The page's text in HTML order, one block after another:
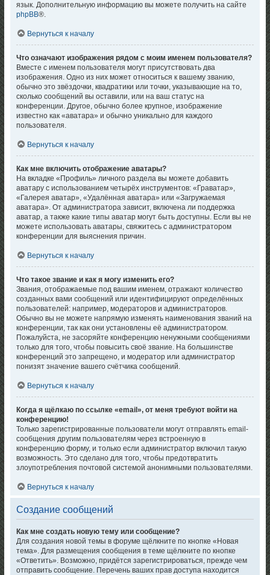
язык. Дополнительную информацию вы можете получить на сайте
phpBB®.
Вернуться к началу
Что означают изображения рядом с моим именем пользователя?
Вместе с именем пользователя могут присутствовать два
изображения. Одно из них может относиться к вашему званию,
обычно это звёздочки, квадратики или точки, указывающие на то,
сколько сообщений вы оставили, или на ваш статус на
конференции. Другое, обычно более крупное, изображение
известно как «аватара» и обычно уникально для каждого
пользователя.
Вернуться к началу
Как мне включить отображение аватары?
На вкладке «Профиль» личного раздела вы можете добавить
аватару с использованием четырёх инструментов: «Граватар»,
«Галерея аватар», «Удалённая аватара» или «Загружаемая
аватара». От администратора зависит, включена ли поддержка
аватар, а также какие типы аватар могут быть доступны. Если вы не
можете использовать аватары, свяжитесь с администратором
конференции для выяснения причин.
Вернуться к началу
Что такое звание и как я могу изменить его?
Звания, отображаемые под вашим именем, отражают количество
созданных вами сообщений или идентифицируют определённых
пользователей: например, модераторов и администраторов.
Обычно вы не можете напрямую изменять наименования званий на
конференции, так как они установлены её администратором.
Пожалуйста, не засоряйте конференцию ненужными сообщениями
только для того, чтобы повысить своё звание. На большинстве
конференций это запрещено, и модератор или администратор
понизят значение вашего счётчика сообщений.
Вернуться к началу
Когда я щёлкаю по ссылке «email», от меня требуют войти на
конференцию!
Только зарегистрированные пользователи могут отправлять email-
сообщения другим пользователям через встроенную в
конференцию форму, и только если администратор включил такую
возможность. Это сделано для того, чтобы предотвратить
злоупотребления почтовой системой анонимными пользователями.
Вернуться к началу
Создание сообщений
Как мне создать новую тему или сообщение?
Для создания новой темы в форуме щёлкните по кнопке «Новая
тема». Для размещения сообщения в теме щёлкните по кнопке
«Ответить». Возможно, придётся зарегистрироваться, прежде чем
отправить сообщение. Перечень ваших прав доступа находится